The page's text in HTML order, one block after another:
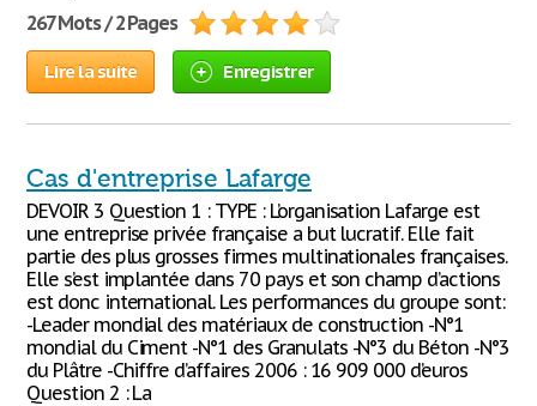
267 Mots / 2 Pages
Lire la suite Enregistrer
Cas d'entreprise Lafarge
DEVOIR 3 Question 1 : TYPE : L’organisation Lafarge est
une entreprise privée française a but lucratif. Elle fait
partie des plus grosses firmes multinationales françaises.
Elle s’est implantée dans 70 pays et son champ d’actions
est donc international. Les performances du groupe sont:
-Leader mondial des matériaux de construction -N°1
mondial du Ciment -N°1 des Granulats -N°3 du Béton -N°3
du Plâtre -Chiffre d’affaires 2006 : 16 909 000 d’euros
Question 2 : La